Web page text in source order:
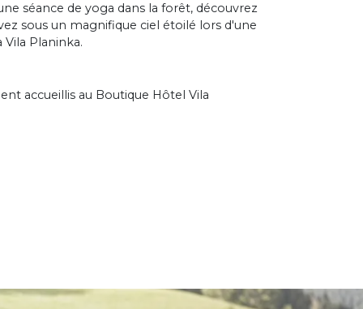
séance de yoga dans la forêt, découvrez
sous un magnifique ciel étoilé lors d'une
Planinka.
accueillis au Boutique Hôtel Vila